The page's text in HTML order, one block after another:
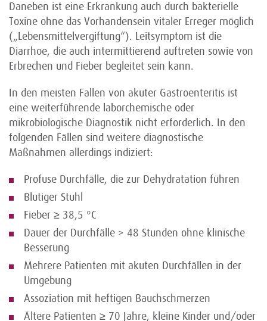
Daneben ist eine Erkrankung auch durch bakterielle
Toxine ohne das Vorhandensein vitaler Erreger möglich
(„Lebensmittelvergiftung“). Leitsymptom ist die
Diarrhoe, die auch intermittierend auftreten sowie von
Erbrechen und Fieber begleitet sein kann.
In den meisten Fallen von akuter Gastroenteritis ist
eine weiterführende laborchemische oder
mikrobiologische Diagnostik nicht erforderlich. In den
folgenden Fällen sind weitere diagnostische
Maßnahmen allerdings indiziert:
Profuse Durchfälle, die zur Dehydratation führen
Blutiger Stuhl
Fieber ≥ 38,5 °C
Dauer der Durchfälle > 48 Stunden ohne klinische
Besserung
Mehrere Patienten mit akuten Durchfällen in der
Umgebung
Assoziation mit heftigen Bauchschmerzen
Ältere Patienten ≥ 70 Jahre, kleine Kinder und/oder